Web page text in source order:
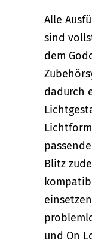
Alle
sind
dem
dadurch
Blitz
und On